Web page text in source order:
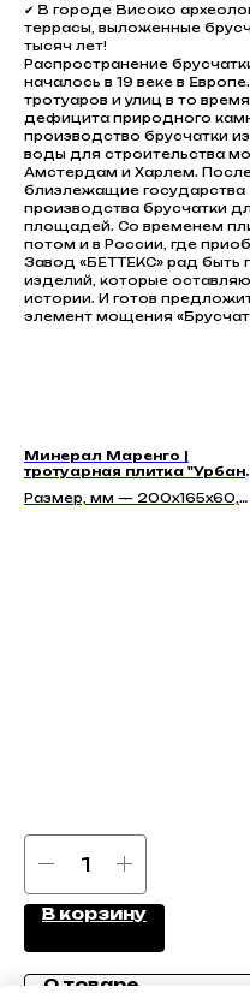
✔ В городе Високо
террасы, выложенные
тысяч лет!
Распространение
началось в 19 веке в
тротуаров и улиц в то
дефицита природного
производство брусчатки
воды для строительства
Амстердам и Харлем.
близлежащие государства
производства брусчатки
площадей. Со временем
потом и в России, где
Завод «БЕТТЕКС» рад быть
изделий, которые
истории. И готов
элемент мощения
Минерал Маренго |
тротуарная плитка "Урбан
Размер, мм — 200х165х60,
В корзину
О товаре